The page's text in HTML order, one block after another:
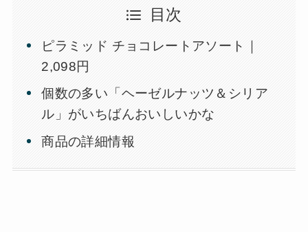
目次
ピラミッド チョコレートアソート｜
2,098円
個数の多い「ヘーゼルナッツ＆シリア
ル」がいちばんおいしいかな
商品の詳細情報